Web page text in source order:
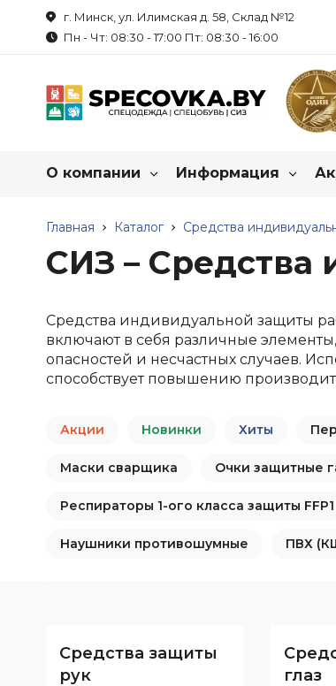
г. Минск, ул. Илимская д. 58, Склад №12
Пн - Чт: 08:30 - 17:00 Пт: 08:30 - 16:00
Каталог нашей
Спецодежда
Зимняя спецодежда
Халаты
Трикотаж
Влагозащитная одежда
Одноразовая спецодежда
Обувь
О компании
О нас
Реквизиты
Сотрудничество
Вакансии
Видео о компании
Информация
Как купить спецодежду?
Пошив на заказ
Таблица размеров
Маркировка продукции
Условные обозначения
Основные ТР ТС, ГОСТ и
Климатические пояса
программы
Главная Каталог Средства
СИЗ – Средства
Средства индивидуальной защиты
включают в себя различные
опасностей и несчастных случаев.
способствует повышению
Акции Новинки Хиты
Маски сварщика Очки защитные
Респираторы 1-ого класса защиты FFP1
Наушники противошумные ПВХ
Средства защиты
рук
глаз